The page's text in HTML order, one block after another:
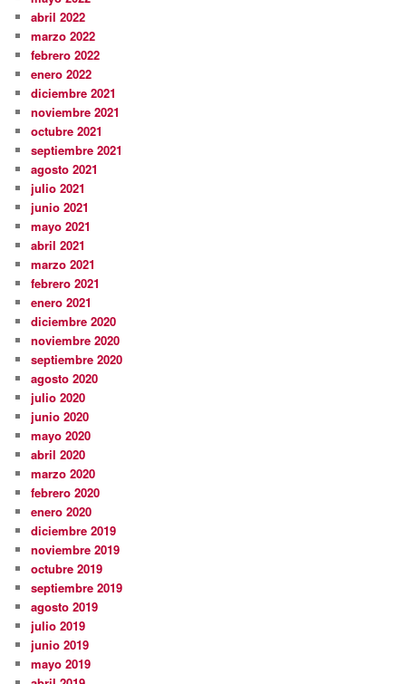
abril 2022
marzo 2022
febrero 2022
enero 2022
diciembre 2021
noviembre 2021
octubre 2021
septiembre 2021
agosto 2021
julio 2021
junio 2021
mayo 2021
abril 2021
marzo 2021
febrero 2021
enero 2021
diciembre 2020
noviembre 2020
septiembre 2020
agosto 2020
julio 2020
junio 2020
mayo 2020
abril 2020
marzo 2020
febrero 2020
enero 2020
diciembre 2019
noviembre 2019
octubre 2019
septiembre 2019
agosto 2019
julio 2019
junio 2019
mayo 2019